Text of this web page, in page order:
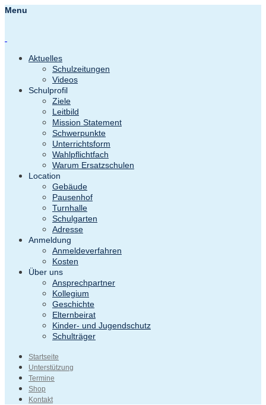
Menu
Aktuelles
Schulzeitungen
Videos
Schulprofil
Ziele
Leitbild
Mission Statement
Schwerpunkte
Unterrichtsform
Wahlpflichtfach
Warum Ersatzschulen
Location
Gebäude
Pausenhof
Turnhalle
Schulgarten
Adresse
Anmeldung
Anmeldeverfahren
Kosten
Über uns
Ansprechpartner
Kollegium
Geschichte
Elternbeirat
Kinder- und Jugendschutz
Schulträger
Startseite
Unterstützung
Termine
Shop
Kontakt